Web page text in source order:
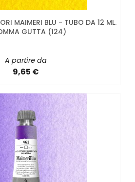
MAIMERI BLU - TUBO DA 12 ML.
GUTTA (124)
A partire da
9,65 €